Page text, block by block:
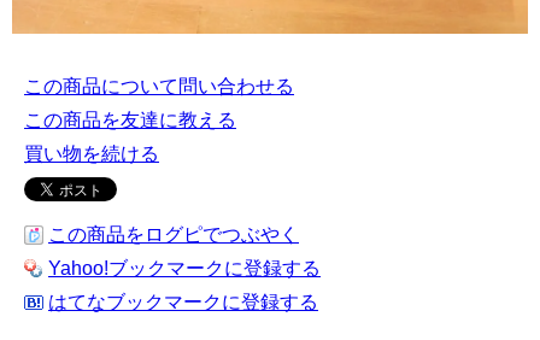
この商品について問い合わせる
この商品を友達に教える
買い物を続ける
この商品をログピでつぶやく
Yahoo!ブックマークに登録する
はてなブックマークに登録する